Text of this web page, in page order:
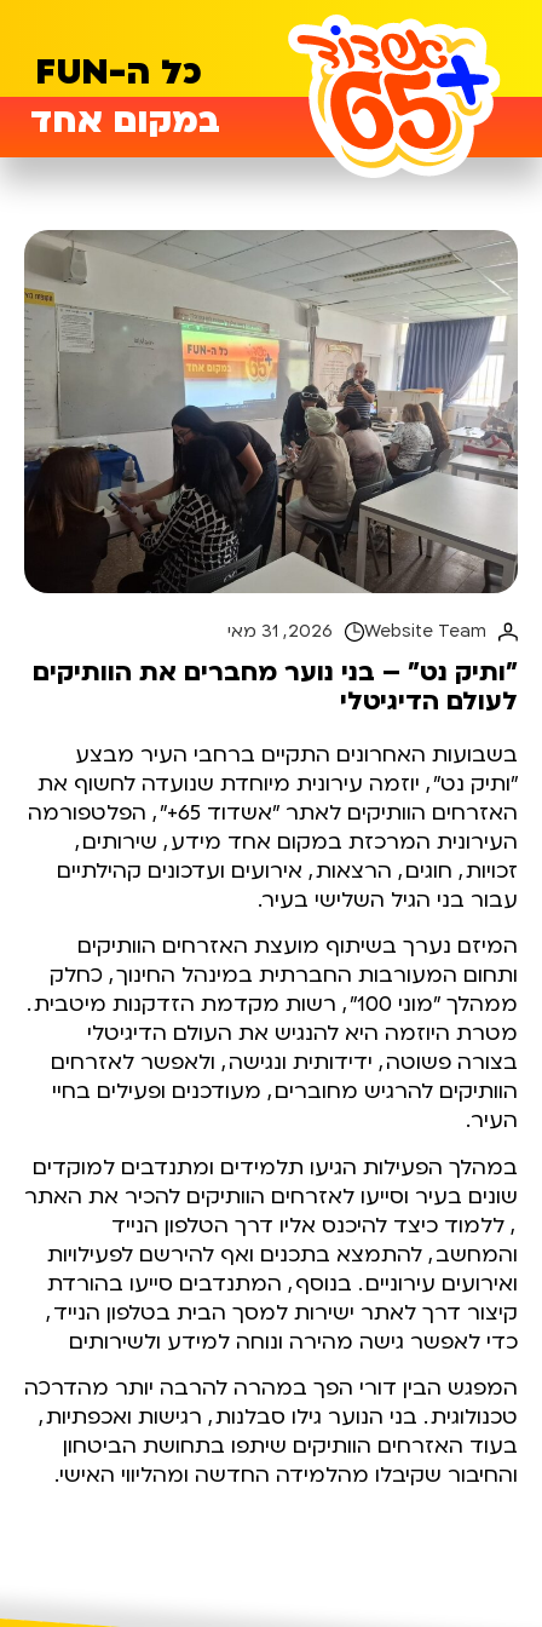
כל ה-FUN
במקום אחד
Website Team 2026 , 31 מאי
"ותיק נט" – בני נוער מחברים את הוותיקים
לעולם הדיגיטלי
בשבועות האחרונים התקיים ברחבי העיר מבצע
"ותיק נט", יוזמה עירונית מיוחדת שנועדה לחשוף את
האזרחים הוותיקים לאתר "אשדוד 65+"
, הפלטפורמה
העירונית המרכזת במקום אחד מידע, שירותים,
זכויות, חוגים, הרצאות, אירועים ועדכונים קהילתיים
עבור בני הגיל השלישי בעיר.
המיזם נערך בשיתוף מועצת האזרחים הוותיקים
ותחום המעורבות החברתית במינהל החינוך, כחלק
ממהלך "מוני 100"
, רשות מקדמת הזדקנות מיטבית.
מטרת היוזמה היא להנגיש את העולם הדיגיטלי
בצורה פשוטה, ידידותית ונגישה, ולאפשר לאזרחים
הוותיקים להרגיש מחוברים, מעודכנים ופעילים בחיי
העיר.
במהלך הפעילות הגיעו תלמידים ומתנדבים למוקדים
שונים בעיר וסייעו לאזרחים הוותיקים להכיר את האתר
, ללמוד כיצד להיכנס אליו דרך הטלפון הנייד
והמחשב, להתמצא בתכנים ואף להירשם לפעילויות
ואירועים עירוניים. בנוסף, המתנדבים סייעו בהורדת
קיצור דרך לאתר ישירות למסך הבית בטלפון הנייד,
כדי לאפשר גישה מהירה ונוחה למידע ולשירותים.
המפגש הבין דורי הפך במהרה להרבה יותר מהדרכה
טכנולוגית. בני הנוער גילו סבלנות, רגישות ואכפתיות,
בעוד האזרחים הוותיקים שיתפו בתחושת הביטחון
והחיבור שקיבלו מהלמידה החדשה ומהליווי האישי.